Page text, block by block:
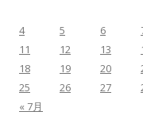
« 7月
4
5 6
11
12 13
18
19 20
25
26 27